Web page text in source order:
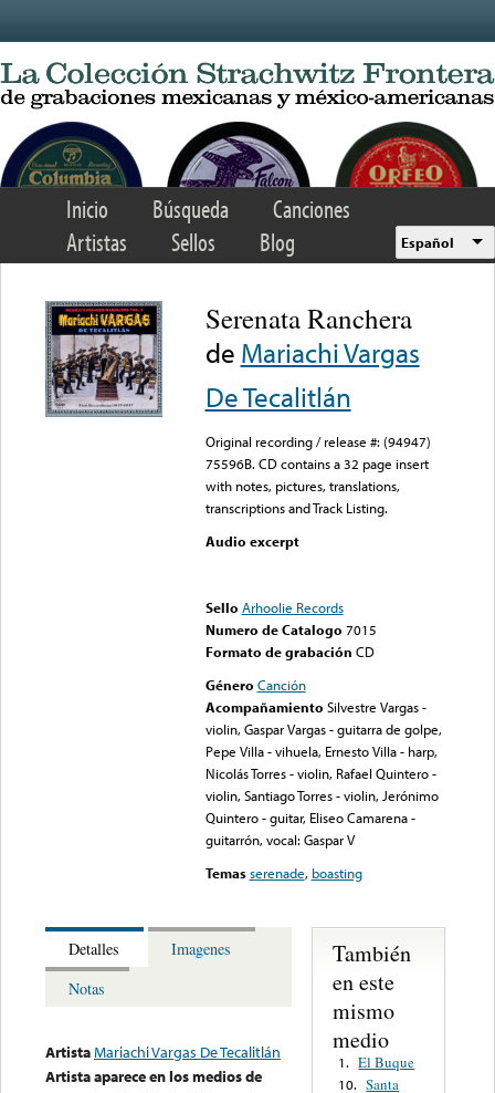
Inicio Búsqueda
Canciones
Artistas
Sellos Blog Español
Serenata Ranchera
de Mariachi Vargas
De Tecalitlán
Original recording / release #: (94947)
75596B. CD contains a 32 page insert
with notes, pictures, translations,
transcriptions and Track Listing.
Audio excerpt
Sello Arhoolie Records
Numero de Catalogo 7015
Formato de grabación CD
Género Canción
Acompañamiento Silvestre Vargas -
violin, Gaspar Vargas - guitarra de golpe,
Pepe Villa - vihuela, Ernesto Villa - harp,
Nicolás Torres - violin, Rafael Quintero -
violin, Santiago Torres - violin, Jerónimo
Quintero - guitar, Eliseo Camarena -
guitarrón, vocal: Gaspar V
Temas serenade, boasting
Detalles
Imagenes
Notas
ArtistaMariachi Vargas De Tecalitlán
Artista aparece en los medios de
También
en este
mismo
medio
1. El Buque
10. Santa